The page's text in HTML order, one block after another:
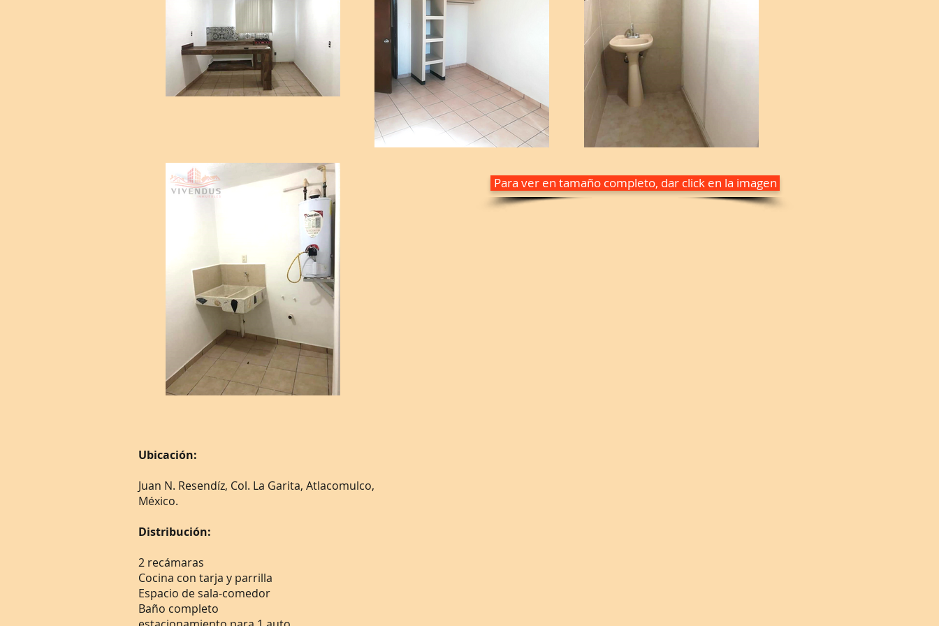
Para ver en tamaño completo, dar click en la imagen
Ubicación:
Juan N. Resendíz, Col. La Garita, Atlacomulco,
México.
Distribución:
2 recámaras
Cocina con tarja y parrilla
Espacio de sala-comedor
Baño completo